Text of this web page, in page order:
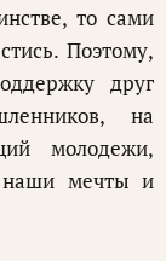
то сами
Поэтому,
друг
на
молодежи,
наши мечты и